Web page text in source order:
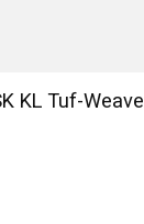
KL Tuf-Weave